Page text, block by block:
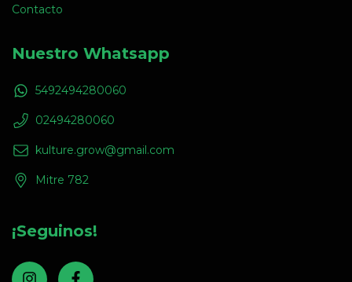
Contacto
Nuestro Whatsapp
5492494280060
02494280060
kulture.grow@gmail.com
Mitre 782
¡Seguinos!